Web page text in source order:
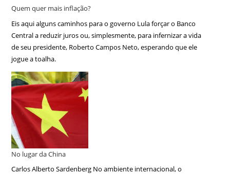
Quem quer mais inflação?
Eis aqui alguns caminhos para o governo Lula forçar o Banco
Central a reduzir juros ou, simplesmente, para infernizar a vida
de seu presidente, Roberto Campos Neto, esperando que ele
jogue a toalha.
No lugar da China
Carlos Alberto Sardenberg No ambiente internacional, o